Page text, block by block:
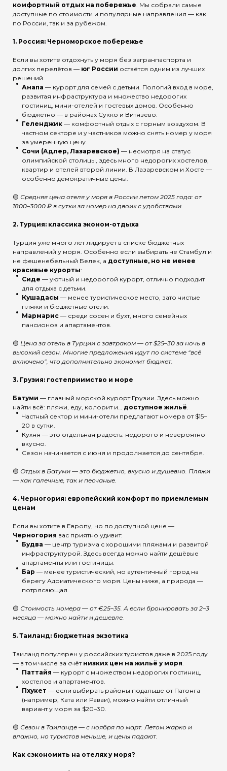
комфортный отдых на побережье. Мы собрали самые
доступные по стоимости и популярные направления — как
по России, так и за рубежом.
1. Россия: Черноморское побережье
Если вы хотите отдохнуть у моря без загранпаспорта и
долгих перелётов — юг России остаётся одним из лучших
решений.
Анапа — курорт для семей с детьми. Пологий вход в море,
развитая инфраструктура и множество недорогих
гостиниц, мини-отелей и гостевых домов. Особенно
бюджетно — в районах Сукко и Витязево.
Геленджик — комфортный отдых с горным воздухом. В
частном секторе и у частников можно снять номер у моря
за умеренную цену.
Сочи (Адлер, Лазаревское) — несмотря на статус
олимпийской столицы, здесь много недорогих хостелов,
квартир и отелей второй линии. В Лазаревском и Хосте —
особенно демократичные цены.
🟡 Средняя цена отеля у моря в России летом 2025 года: от
1800–3000 ₽ в сутки за номер на двоих с удобствами.
2. Турция: классика эконом-отдыха
Турция уже много лет лидирует в списке бюджетных
направлений у моря. Особенно если выбирать не Стамбул и
не фешенебельный Белек, а доступные, но не менее
красивые курорты:
Сиде — уютный и недорогой курорт, отлично подходит
для отдыха с детьми.
Кушадасы — менее туристическое место, зато чистые
пляжи и бюджетные отели.
Мармарис — среди сосен и бухт, много семейных
пансионов и апартаментов.
🟡 Цена за отель в Турции с завтраком — от $25–30 за ночь в
высокий сезон. Многие предложения идут по системе “всё
включено”, что дополнительно экономит бюджет.
3. Грузия: гостеприимство и море
Батуми — главный морской курорт Грузии. Здесь можно
найти всё: пляжи, еду, колорит и… доступное жильё.
Частный сектор и мини-отели предлагают номера от $15–
20 в сутки.
Кухня — это отдельная радость: недорого и невероятно
вкусно.
Сезон начинается с июня и продолжается до сентября.
🟡 Отдых в Батуми — это бюджетно, вкусно и душевно. Пляжи
— как галечные, так и песчаные.
4. Черногория: европейский комфорт по приемлемым
ценам
Если вы хотите в Европу, но по доступной цене —
Черногория вас приятно удивит:
Будва — центр туризма с хорошими пляжами и развитой
инфраструктурой. Здесь всегда можно найти дешёвые
апартаменты или гостиницы.
Бар — менее туристический, но аутентичный город на
берегу Адриатического моря. Цены ниже, а природа —
потрясающая.
🟡 Стоимость номера — от €25–35. А если бронировать за 2–3
месяца — можно найти и дешевле.
5. Таиланд: бюджетная экзотика
Таиланд популярен у российских туристов даже в 2025 году
— в том числе за счёт низких цен на жильё у моря.
Паттайя — курорт с множеством недорогих гостиниц,
хостелов и апартаментов.
Пхукет — если выбирать районы подальше от Патонга
(например, Ката или Раваи), можно найти отличный
вариант у моря за $20–30.
🟡 Сезон в Таиланде — с ноября по март. Летом жарко и
влажно, но туристов меньше, и цены падают.
Как сэкономить на отелях у моря?